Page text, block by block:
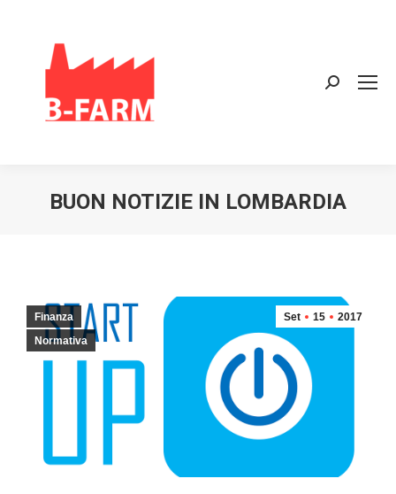
Search:
BUON NOTIZIE IN LOMBARDIA
Set 15 2017
Finanza
Normativa